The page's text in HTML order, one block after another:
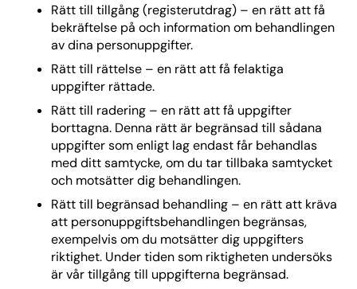
Rätt till tillgång (registerutdrag) – en rätt att få
bekräftelse på och information om behandlingen
av dina personuppgifter.
Rätt till rättelse – en rätt att få felaktiga
uppgifter rättade.
Rätt till radering – en rätt att få uppgifter
borttagna. Denna rätt är begränsad till sådana
uppgifter som enligt lag endast får behandlas
med ditt samtycke, om du tar tillbaka samtycket
och motsätter dig behandlingen.
Rätt till begränsad behandling – en rätt att kräva
att personuppgiftsbehandlingen begränsas,
exempelvis om du motsätter dig uppgifters
riktighet. Under tiden som riktigheten undersöks
är vår tillgång till uppgifterna begränsad.